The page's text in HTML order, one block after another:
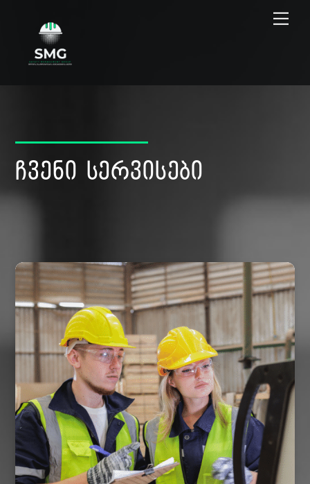
content
ჩვენი სერვისები